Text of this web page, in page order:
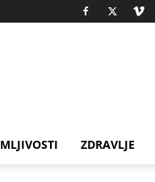
ZDRAVLJE